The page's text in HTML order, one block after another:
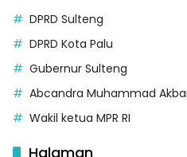
DPRD Sulteng
DPRD Kota Palu
Gubernur Sulteng
Abcandra Muhammad
Wakil ketua MPR RI
Halaman